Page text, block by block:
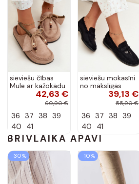
sieviešu čības
Mule ar kažokādu
smilšu krāsā Melia
42,63 €
60,90 €
36 37 38 39
40 41
sieviešu mokasīni
no mākslīgās
zamšā melnā
krāsā Raylie
39,13 €
55,90 €
36 37 38 39
40 41
BRĪVLAIKĀ APAVI
-30% -10%